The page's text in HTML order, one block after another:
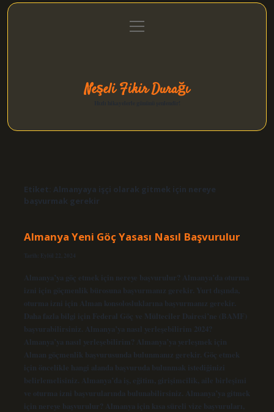
Gizlilik Politikası
menüyü
aç
Neşeli Fikir Durağı
Etiket: Almanyaya işçi olarak gitmek için nereye
başvurmak gerekir
Almanya Yeni Göç Yasası Nasıl Başvurulur
Tarih: Eylül 22, 2024
Almanya’ya göç etmek için nereye başvurulur? Almanya’da oturma
izni için göçmenlik bürosuna başvurmanız gerekir. Yurt dışında,
oturma izni için Alman konsolosluklarına başvurmanız gerekir.
Daha fazla bilgi için Federal Göç ve Mülteciler Dairesi’ne (BAMF)
başvurabilirsiniz. Almanya’ya nasıl yerleşebilirim 2024?
Almanya’ya nasıl yerleşebilirim? Almanya’ya yerleşmek için
Alman göçmenlik başvurusunda bulunmanız gerekir. Göç etmek
için öncelikle hangi alanda başvuruda bulunmak istediğinizi
belirlemelisiniz. Almanya’da iş, eğitim, girişimcilik, aile birleşimi
ve oturma izni başvurularında bulunabilirsiniz. Almanya’ya gitmek
için nereye başvurulur? Almanya için kısa süreli vize başvuruları,